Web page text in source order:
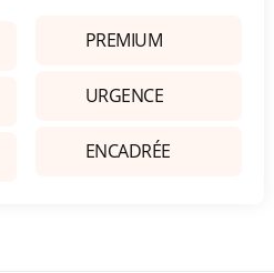
PREMIUM
URGENCE
ENCADRÉE